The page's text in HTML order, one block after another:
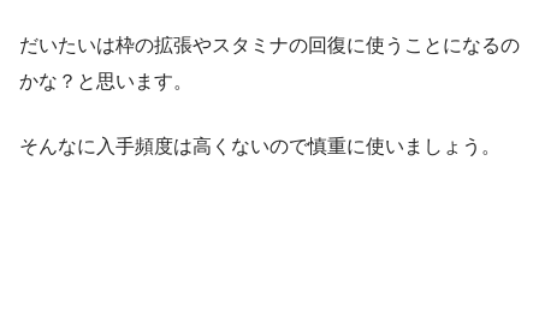
だいたいは枠の拡張やスタミナの回復に使うことになるの
かな？と思います。
そんなに入手頻度は高くないので慎重に使いましょう。